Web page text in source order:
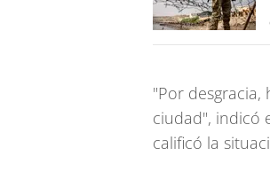
"Por
ciudad", indicó
calificó la